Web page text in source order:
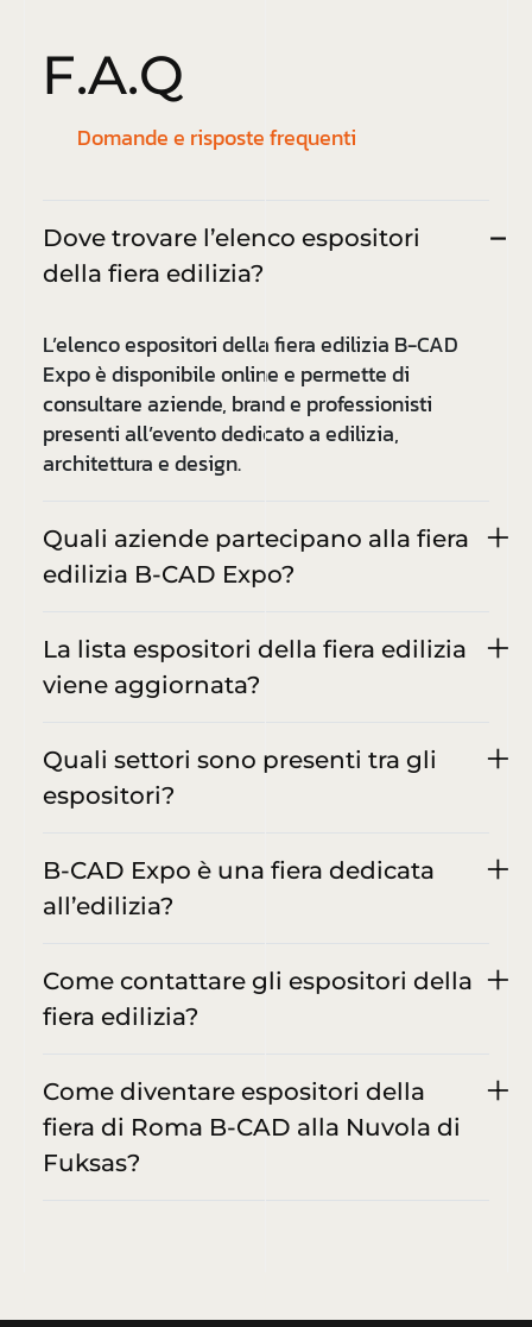
F.A.Q
Domande e risposte frequenti
Dove trovare l’elenco espositori
della fiera edilizia?
L’elenco espositori della fiera edilizia B-CAD
Expo è disponibile online e permette di
consultare aziende, brand e professionisti
presenti all’evento dedicato a edilizia,
architettura e design.
Quali aziende partecipano alla fiera
edilizia B-CAD Expo?
La lista espositori della fiera edilizia
viene aggiornata?
Quali settori sono presenti tra gli
espositori?
B-CAD Expo è una fiera dedicata
all’edilizia?
Come contattare gli espositori della
fiera edilizia?
Come diventare espositori della
fiera di Roma B-CAD alla Nuvola di
Fuksas?